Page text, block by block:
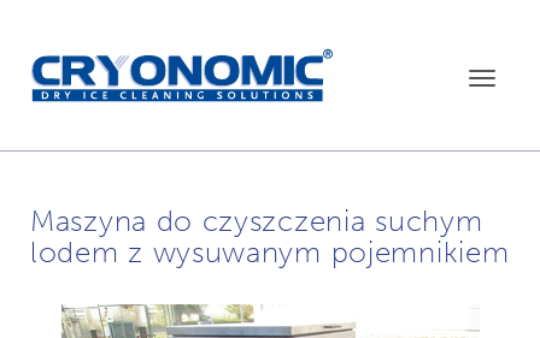
Toggle
Maszyna do czyszczenia suchym
lodem z wysuwanym pojemnikiem